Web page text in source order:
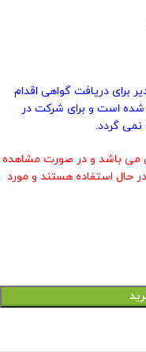
برای دریافت گواهی اقدام
شده است و برای شرکت در
نمی گردد.
باشد و در صورت مشاهده
حال استفاده هستند و مورد